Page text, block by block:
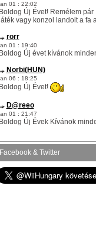
01 : 22:02
Boldog Új Évet! Remélem pár
vagy konzol landolt a fa
rorr
01 : 19:40
Boldog Új évet kívánok
Norbi(HUN)
06 : 18:25
Boldog Új Évet!
D@reeo
01 : 21:47
Boldog Új Évek Kívánok
rorr te egy igazi WiiHungary-s
skacok, van még olyan
Facebook & Twitter